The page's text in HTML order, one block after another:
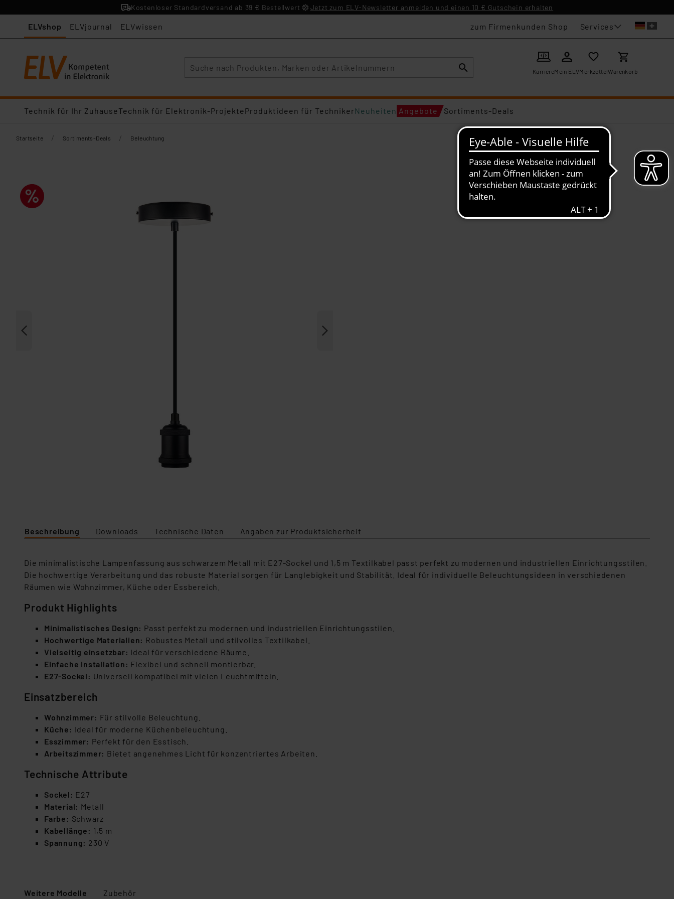
Kostenloser Standardversand ab 39 € Bestellwert Jetzt zum ELV-Newsletter anmelden und einen 10 € Gutschein erhalten
ELVshop ELVjournal ELVwissen zum Firmenkunden Shop Services
KarriereMein ELVMerkzettelWarenkorb
Technik für Ihr ZuhauseTechnik für Elektronik-ProjekteProduktideen für TechnikerNeuheiten Angebote Sortiments-Deals
Startseite / Sortiments-Deals / Beleuchtung​
Beschreibung Downloads Technische Daten Angaben zur Produktsicherheit
Die minimalistische Lampenfassung aus schwarzem Metall mit E27-Sockel und 1,5 m Textilkabel passt perfekt zu modernen und industriellen Einrichtungsstilen.
Die hochwertige Verarbeitung und das robuste Material sorgen für Langlebigkeit und Stabilität. Ideal für individuelle Beleuchtungsideen in verschiedenen
Räumen wie Wohnzimmer, Küche oder Essbereich.
Produkt Highlights
Minimalistisches Design: Passt perfekt zu modernen und industriellen Einrichtungsstilen.
Hochwertige Materialien: Robustes Metall und stilvolles Textilkabel.
Vielseitig einsetzbar: Ideal für verschiedene Räume.
Einfache Installation: Flexibel und schnell montierbar.
E27-Sockel: Universell kompatibel mit vielen Leuchtmitteln.
Einsatzbereich
Wohnzimmer: Für stilvolle Beleuchtung.
Küche: Ideal für moderne Küchenbeleuchtung.
Esszimmer: Perfekt für den Esstisch.
Arbeitszimmer: Bietet angenehmes Licht für konzentriertes Arbeiten.
Technische Attribute
Sockel: E27
Material: Metall
Farbe: Schwarz
Kabellänge: 1,5 m
Spannung: 230 V
Weitere Modelle Zubehör